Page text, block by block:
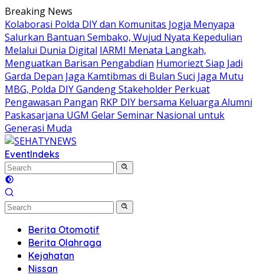
Skip
to
content
Breaking News
Kolaborasi Polda DIY dan Komunitas Jogja Menyapa
Salurkan Bantuan Sembako, Wujud Nyata Kepedulian
Melalui Dunia Digital IARMI Menata Langkah,
Menguatkan Barisan Pengabdian Humoriezt Siap Jadi
Garda Depan Jaga Kamtibmas di Bulan Suci Jaga Mutu
MBG, Polda DIY Gandeng Stakeholder Perkuat
Pengawasan Pangan RKP DIY bersama Keluarga Alumni
Paskasarjana UGM Gelar Seminar Nasional untuk
Generasi Muda
EventIndeks
Berita Otomotif
Berita Olahraga
Kejahatan
Nissan